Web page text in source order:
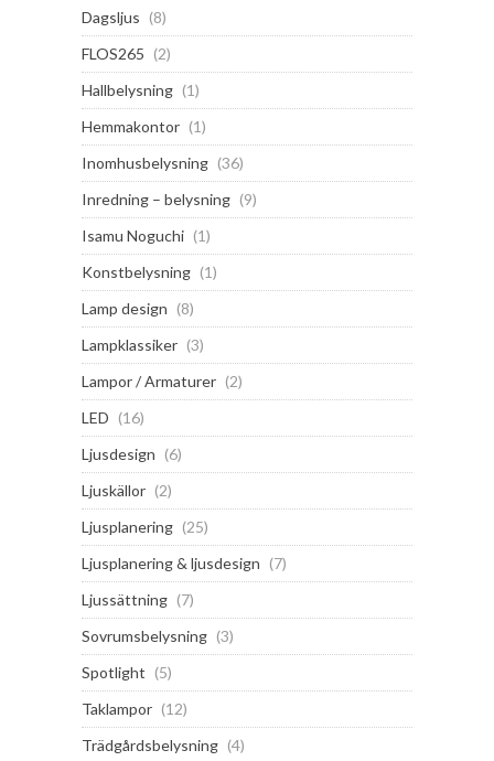
Dagsljus (8)
FLOS265 (2)
Hallbelysning (1)
Hemmakontor (1)
Inomhusbelysning (36)
Inredning – belysning (9)
Isamu Noguchi (1)
Konstbelysning (1)
Lamp design (8)
Lampklassiker (3)
Lampor / Armaturer (2)
LED (16)
Ljusdesign (6)
Ljuskällor (2)
Ljusplanering (25)
Ljusplanering & ljusdesign (7)
Ljussättning (7)
Sovrumsbelysning (3)
Spotlight (5)
Taklampor (12)
Trädgårdsbelysning (4)